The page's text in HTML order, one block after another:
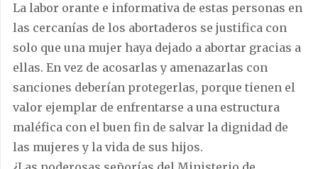
La labor orante e informativa de estas personas en
las cercanías de los abortaderos se justifica con
solo que una mujer haya dejado a abortar gracias a
ellas. En vez de acosarlas y amenazarlas con
sanciones deberían protegerlas, porque tienen el
valor ejemplar de enfrentarse a una estructura
maléfica con el buen fin de salvar la dignidad de
las mujeres y la vida de sus hijos.